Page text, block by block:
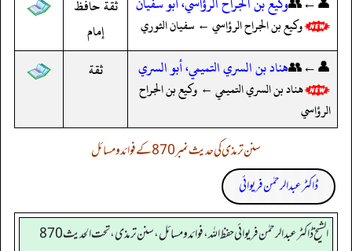
وكيع بن الجراح الرؤاسي ← سفيان الثوري
ثقة حافظ
إمام
👤←👥هناد بن السري التميمي، أبو السري
هناد بن السري التميمي ← وكيع بن الجراح
الرؤاسي
ثقة
سنن ترمذی کی حدیث نمبر 870 کے فوائد و مسائل
ڈاکٹر عبدالرحمٰن فریوائی
الشیخ ڈاکٹر عبد الرحمٰن فریوائی حفظ اللہ، فوائد و مسائل، سنن ترمذی، تحت الحديث 870